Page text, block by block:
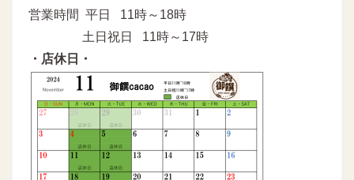
営業時間 平日 11時～18時
土日祝日 11時～17時
・店休日・